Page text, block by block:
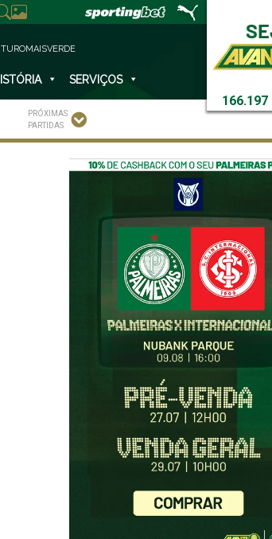
166.197
SERVIÇOS
PRÓXIMAS
PARTIDAS